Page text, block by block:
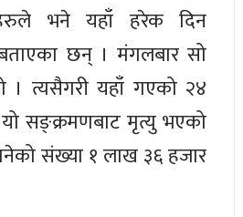
भने यहाँ हरेक दिन
छन् । मंगलबार सो
त्यसैगरी यहाँ गएको २४
सङ्क्रमणबाट मृत्यु भएको
संख्या १ लाख ३६ हजार